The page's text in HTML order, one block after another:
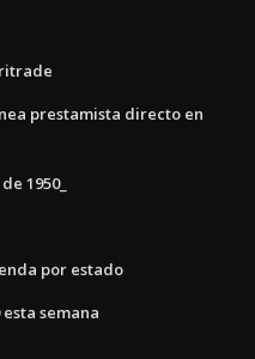
prestamista directo en
1950_
por estado
semana